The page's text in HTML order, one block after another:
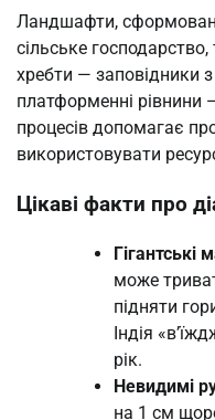
Ландшафти,
сільське
хребти — заповідники
платформенні рівнини
процесів допомагає
використовувати
Цікаві факти про
Гігантські
може
підняти
Індія
рік.
Невидимі
на 1 см